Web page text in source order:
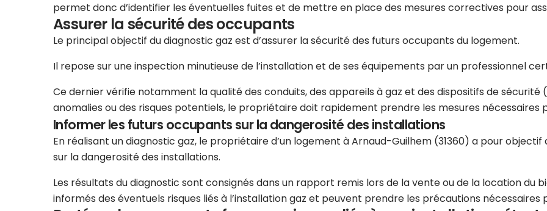
permet donc d’identifier les éventuelles fuites et de mettre en place des mesures correctives pour
Assurer la sécurité des occupants
Le principal objectif du diagnostic gaz est d’assurer la sécurité des futurs occupants du logement.
Il repose sur une inspection minutieuse de l’installation et de ses équipements par un professionnel
Ce dernier vérifie notamment la qualité des conduits, des appareils à gaz et des dispositifs de sécurité
anomalies ou des risques potentiels, le propriétaire doit rapidement prendre les mesures nécessaires
Informer les futurs occupants sur la dangerosité des installations
En réalisant un diagnostic gaz, le propriétaire d’un logement à Arnaud-Guilhem (31360) a pour
sur la dangerosité des installations.
Les résultats du diagnostic sont consignés dans un rapport remis lors de la vente ou de la location du
informés des éventuels risques liés à l’installation gaz et peuvent prendre les précautions